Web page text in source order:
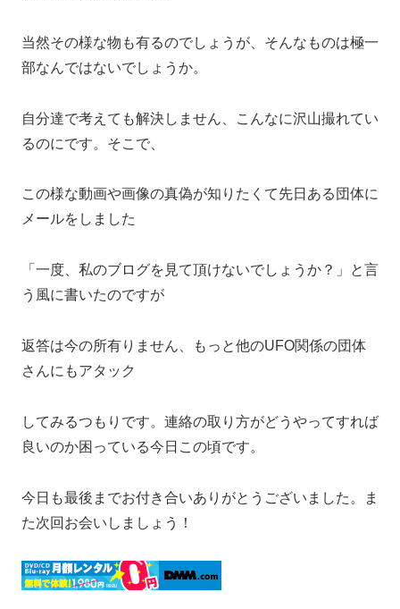
当然その様な物も有るのでしょうが、そんなものは極一
部なんではないでしょうか。
自分達で考えても解決しません、こんなに沢山撮れてい
るのにです。そこで、
この様な動画や画像の真偽が知りたくて先日ある団体に
メールをしました
「一度、私のブログを見て頂けないでしょうか？」と言
う風に書いたのですが
返答は今の所有りません、もっと他のUFO関係の団体
さんにもアタック
してみるつもりです。連絡の取り方がどうやってすれば
良いのか困っている今日この頃です。
今日も最後までお付き合いありがとうございました。ま
た次回お会いしましょう！